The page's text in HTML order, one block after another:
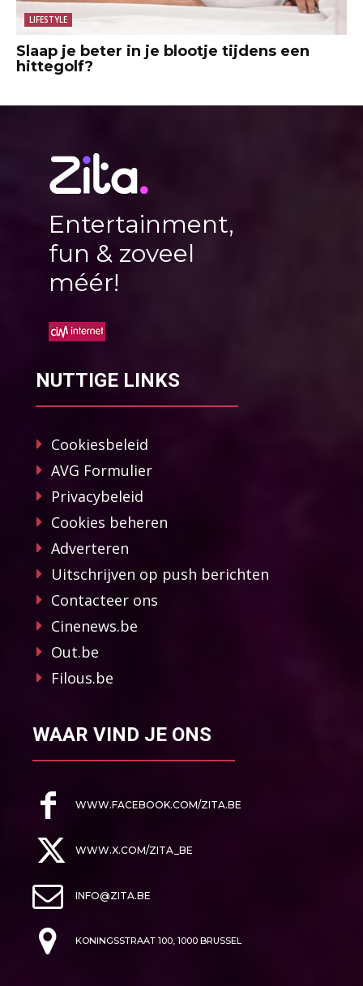
LIFESTYLE
Slaap je beter in je blootje tijdens een
hittegolf?
Entertainment,
fun & zoveel
méér!
NUTTIGE LINKS
Cookiesbeleid
AVG Formulier
Privacybeleid
Cookies beheren
Adverteren
Uitschrijven op push berichten
Contacteer ons
Cinenews.be
Out.be
Filous.be
WAAR VIND JE ONS
WWW.FACEBOOK.COM/ZITA.BE
WWW.X.COM/ZITA_BE
INFO@ZITA.BE
KONINGSSTRAAT 100, 1000 BRUSSEL